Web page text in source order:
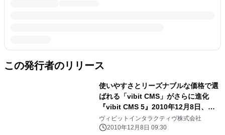
この発行者のリリース
使いやすさとリーズナブルな価格で選
ばれる「vibit CMS」がさらに進化
『vibit CMS 5』2010年12月8日、正
式リリース！！
ヴィビットインタラクティヴ株式会社
2010年12月8日 09:30